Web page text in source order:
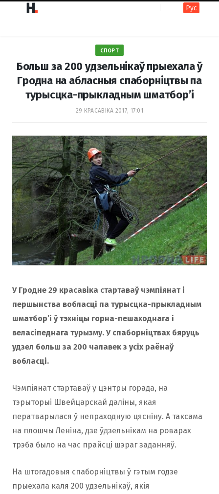
c
b
o
o
k
s
a
g
r
a
Рус
СПОРТ
Больш за 200 удзельнікаў прыехала ў
Гродна на абласныя спаборніцтвы па
турысцка-прыкладным шматбор’і
29 КРАСАВІКА 2017, 17:01
У Гродне 29 красавіка стартаваў чэмпіянат і
першынства вобласці па турысцка-прыкладным
шматбор’і ў тэхніцы горна-пешаходнага і
веласіпеднага турызму. У спаборніцтвах бяруць
удзел больш за 200 чалавек з усіх раёнаў
вобласці.
Чэмпіянат стартаваў у цэнтры горада, на
тэрыторыі Швейцарскай даліны, якая
ператварылася ў непраходную цясніну. А таксама
на плошчы Леніна, дзе ўдзельнікам на роварах
трэба было на час прайсці шэраг заданняў.
На штогадовыя спаборніцтвы ў гэтым годзе
прыехала каля 200 удзельнікаў, якія